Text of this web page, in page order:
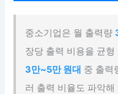
중소기업은 월 출력량
장당 출력 비용을 균
3만~5만 원대 중 출력
러 출력 비율도 파악